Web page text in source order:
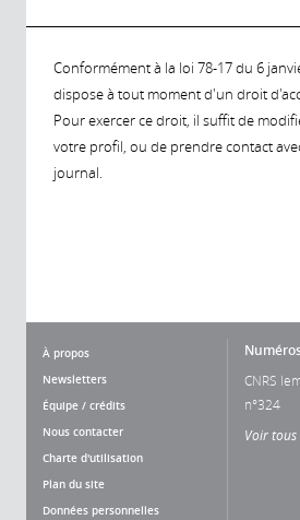
Conformément à la loi 78-17 du 6
dispose à tout moment d'un droit
Pour exercer ce droit, il suffit de
votre profil, ou de prendre contact
journal.
À propos
Newsletters
Équipe / crédits
Nous contacter
Charte d'utilisation
Plan du site
Données personnelles
CNRS
n°324
Voir tous